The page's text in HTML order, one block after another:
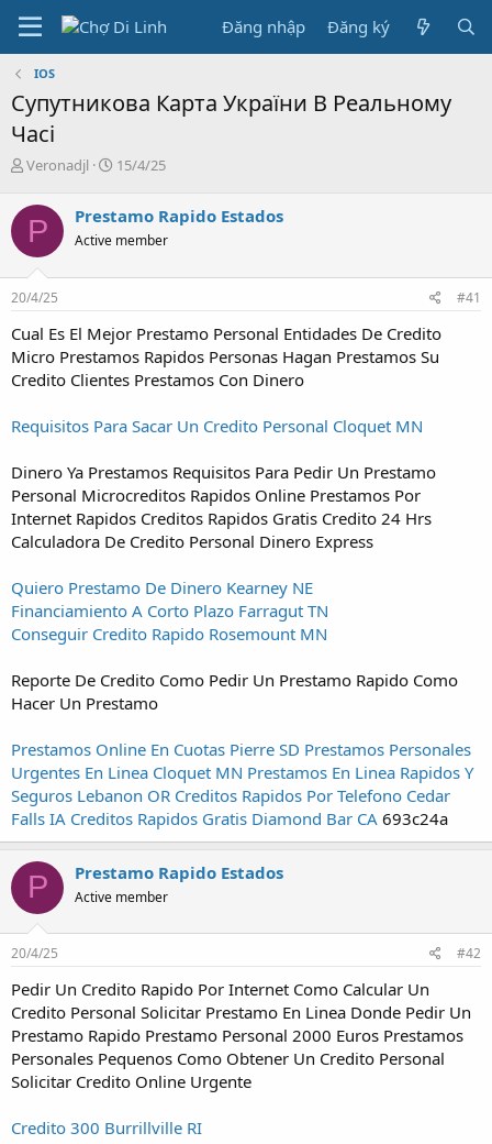
Đăng nhập Đăng ký
IOS
Супутникова Карта України В Реальному
Часі
T
r
e
a
d
s
t
r
t
e
Veronadjl
N
y
g
i
15/4/25
P Prestamo Rapido Estados
Active member
20/4/25 #41
Cual Es El Mejor Prestamo Personal Entidades De Credito
Micro Prestamos Rapidos Personas Hagan Prestamos Su
Credito Clientes Prestamos Con Dinero
Requisitos Para Sacar Un Credito Personal Cloquet MN
Dinero Ya Prestamos Requisitos Para Pedir Un Prestamo
Personal Microcreditos Rapidos Online Prestamos Por
Internet Rapidos Creditos Rapidos Gratis Credito 24 Hrs
Calculadora De Credito Personal Dinero Express
Quiero Prestamo De Dinero Kearney NE
Financiamiento A Corto Plazo Farragut TN
Conseguir Credito Rapido Rosemount MN
Reporte De Credito Como Pedir Un Prestamo Rapido Como
Hacer Un Prestamo
Prestamos Online En Cuotas Pierre SD Prestamos Personales
Urgentes En Linea Cloquet MN Prestamos En Linea Rapidos Y
Seguros Lebanon OR Creditos Rapidos Por Telefono Cedar
Falls IA Creditos Rapidos Gratis Diamond Bar CA 693c24a
P Prestamo Rapido Estados
Active member
20/4/25 #42
Pedir Un Credito Rapido Por Internet Como Calcular Un
Credito Personal Solicitar Prestamo En Linea Donde Pedir Un
Prestamo Rapido Prestamo Personal 2000 Euros Prestamos
Personales Pequenos Como Obtener Un Credito Personal
Solicitar Credito Online Urgente
Credito 300 Burrillville RI